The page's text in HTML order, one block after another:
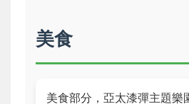
美食
美食部分，亞太漆彈主題樂